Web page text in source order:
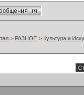
> РАЗНОЕ > Культура и